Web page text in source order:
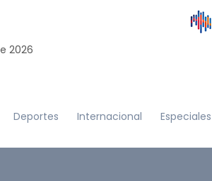
2026
Deportes Internacional Especiales